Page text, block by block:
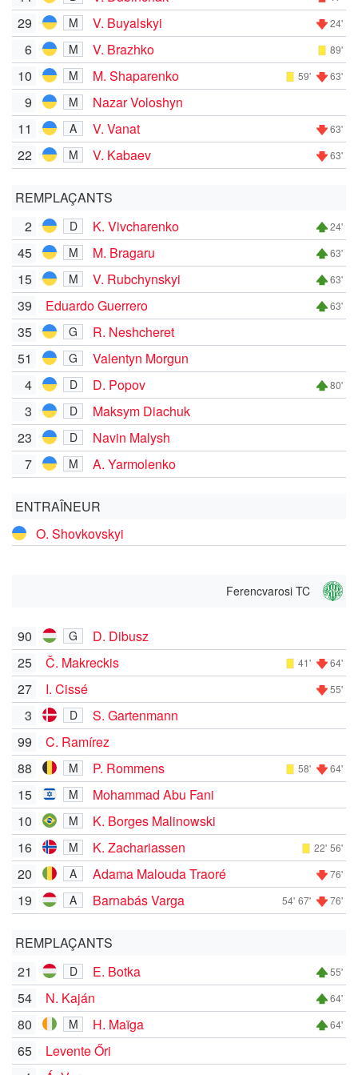
29 M V. Buyalskyi 24'
6 M V. Brazhko 89'
10 M M. Shaparenko 59' 63'
9 M
Nazar Voloshyn
11
A V. Vanat 63'
22 M V. Kabaev 63'
REMPLAÇANTS
2
D K. Vivcharenko 24'
45 M M. Bragaru 63'
15 M V. Rubchynskyi 63'
39 Eduardo Guerrero 63'
35 G
R. Neshcheret
51
G
Valentyn Morgun
4
D D. Popov 80'
3 D
Maksym Diachuk
23
D
Navin Malysh
7
M A. Yarmolenko
ENTRAÎNEUR
O. Shovkovskyi
Ferencvarosi TC
90 G
D. Dibusz
25
Č. Makreckis 41' 64'
27 I. Cissé 55'
3 D
S. Gartenmann
99
C. Ramírez
88
M P. Rommens 58' 64'
15 M
Mohammad Abu Fani
10
M
K. Borges Malinowski
16
M K. Zachariassen 22' 56'
20 A Adama Malouda Traoré 76'
19 A Barnabás Varga 54' 67' 76'
REMPLAÇANTS
21
D E. Botka 55'
54 N. Kaján 64'
80 M H. Maïga 64'
65
Levente Őri